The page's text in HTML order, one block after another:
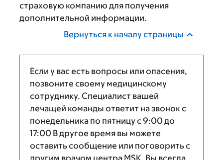
страховую компанию для получения
дополнительной информации.
Вернуться к началу страницы
Если у вас есть вопросы или опасения,
позвоните своему медицинскому
сотруднику. Специалист вашей
лечащей команды ответит на звонок с
понедельника по пятницу с9:00 до
17:00 В другое время вы можете
оставить сообщение или поговорить с
другим врачом центра MSK. Вы всегда